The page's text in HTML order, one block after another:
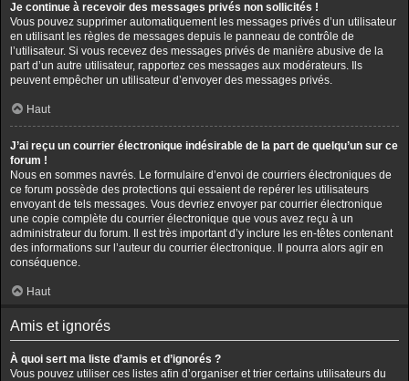
Je continue à recevoir des messages privés non sollicités !
Vous pouvez supprimer automatiquement les messages privés d’un utilisateur
en utilisant les règles de messages depuis le panneau de contrôle de
l’utilisateur. Si vous recevez des messages privés de manière abusive de la
part d’un autre utilisateur, rapportez ces messages aux modérateurs. Ils
peuvent empêcher un utilisateur d’envoyer des messages privés.
Haut
J’ai reçu un courrier électronique indésirable de la part de quelqu’un sur ce
forum !
Nous en sommes navrés. Le formulaire d’envoi de courriers électroniques de
ce forum possède des protections qui essaient de repérer les utilisateurs
envoyant de tels messages. Vous devriez envoyer par courrier électronique
une copie complète du courrier électronique que vous avez reçu à un
administrateur du forum. Il est très important d’y inclure les en-têtes contenant
des informations sur l’auteur du courrier électronique. Il pourra alors agir en
conséquence.
Haut
Amis et ignorés
À quoi sert ma liste d’amis et d’ignorés ?
Vous pouvez utiliser ces listes afin d’organiser et trier certains utilisateurs du